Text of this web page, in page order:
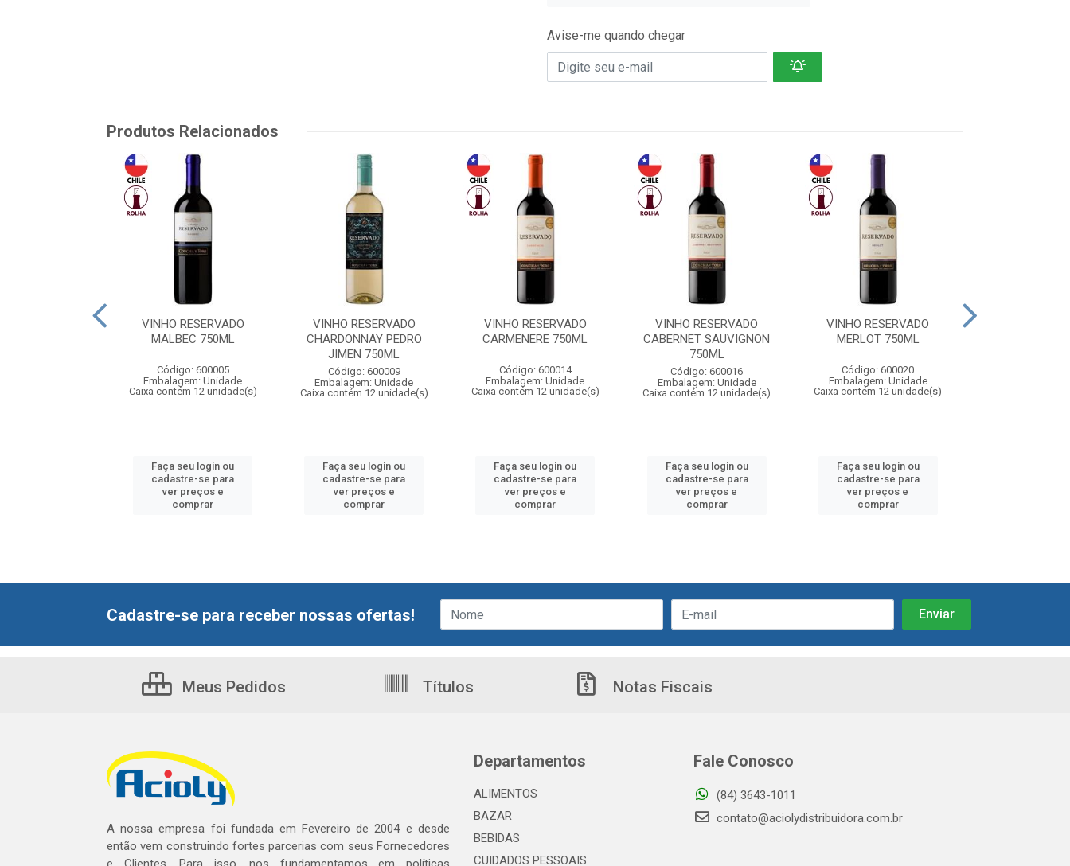
Avise-me quando chegar
Produtos Relacionados
VINHO RESERVADO
MALBEC 750ML
Código: 600005
Embalagem: Unidade
Caixa contém 12 unidade(s)
Faça seu login ou
cadastre-se para
ver preços e
comprar
VINHO RESERVADO
CHARDONNAY PEDRO
JIMEN 750ML
Código: 600009
Embalagem: Unidade
Caixa contém 12 unidade(s)
Faça seu login ou
cadastre-se para
ver preços e
comprar
VINHO RESERVADO
CARMENERE 750ML
Código: 600014
Embalagem: Unidade
Caixa contém 12 unidade(s)
Faça seu login ou
cadastre-se para
ver preços e
comprar
VINHO RESERVADO
CABERNET SAUVIGNON
750ML
Código: 600016
Embalagem: Unidade
Caixa contém 12 unidade(s)
Faça seu login ou
cadastre-se para
ver preços e
comprar
VINHO RESERVADO
MERLOT 750ML
Código: 600020
Embalagem: Unidade
Caixa contém 12 unidade(s)
Faça seu login ou
cadastre-se para
ver preços e
comprar
Cadastre-se para receber nossas ofertas!
Meus Pedidos Títulos Notas Fiscais
A nossa empresa foi fundada em Fevereiro de 2004 e desde
então vem construindo fortes parcerias com seus Fornecedores
Departamentos
ALIMENTOS
BAZAR
BEBIDAS
CUIDADOS PESSOAIS
Fale Conosco
(84) 3643-1011
contato@aciolydistribuidora.com.br